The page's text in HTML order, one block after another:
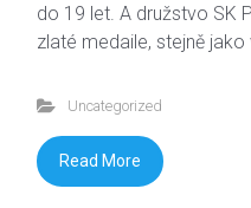
do 19 let. A družstvo SK
zlaté medaile, stejně jako
Uncategorized
Read More